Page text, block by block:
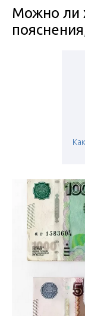
Можно ли